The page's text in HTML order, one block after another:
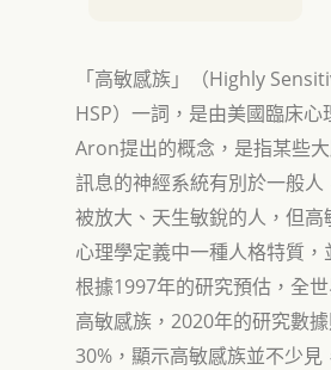
「高敏感族」（Highly
HSP）一詞，是由美國臨床心
Aron提出的概念，是指某些
訊息的神經系統有別於一般人
被放大 、 天生敏銳的人，但高
心理學定義中一種人格特質，
根據1997年的研究預估，全
高敏感族， 2020年的研究數據
30%， 顯示高敏感族並不少見